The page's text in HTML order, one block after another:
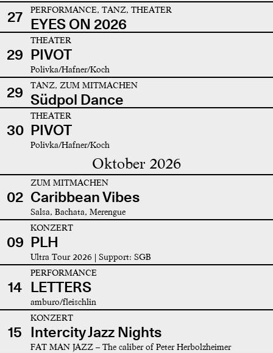
27 PERFORMANCE, TANZ, THEATER
EYES ON 2026
29
THEATER
PIVOT
Polivka/Hafner/Koch
29 TANZ, ZUM MITMACHEN
Südpol Dance
30
THEATER
PIVOT
Polivka/Hafner/Koch
Oktober 2026
02
ZUM MITMACHEN
Caribbean Vibes
Salsa, Bachata, Merengue
09
KONZERT
PLH
Ultra Tour 2026 | Support: SGB
14
PERFORMANCE
LETTERS
amburo/fleischlin
15
KONZERT
Intercity Jazz Nights
FAT MAN JAZZ – The caliber of Peter Herbolzheimer